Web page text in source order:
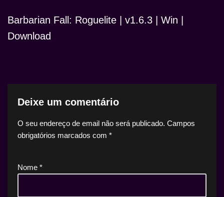
Barbarian Fall: Roguelite | v1.6.3 | Win |
Download
Deixe um comentário
O seu endereço de email não será publicado. Campos
obrigatórios marcados com *
Nome *